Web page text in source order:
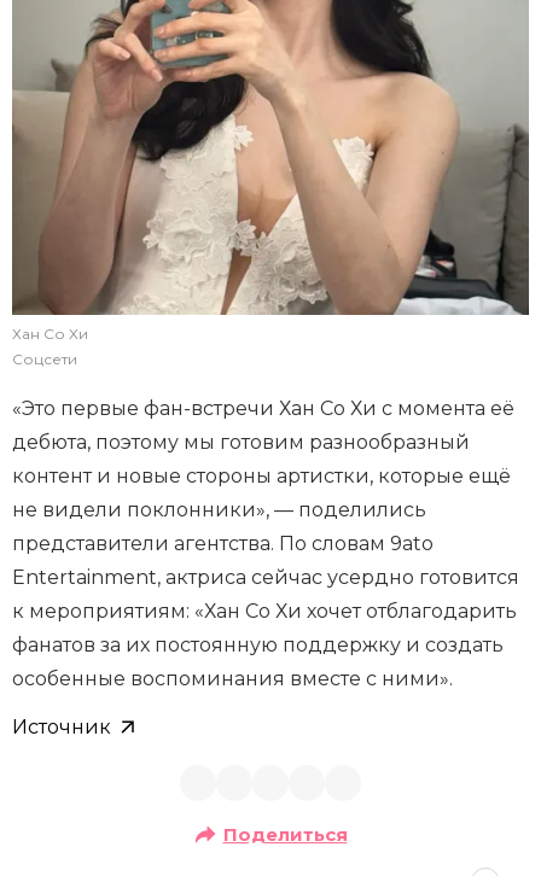
Хан Со Хи
Соцсети
«Это первые фан-встречи Хан Со Хи с момента её
дебюта, поэтому мы готовим разнообразный
контент и новые стороны артистки, которые ещё
не видели поклонники», — поделились
представители агентства. По словам 9ato
Entertainment, актриса сейчас усердно готовится
к мероприятиям: «Хан Со Хи хочет отблагодарить
фанатов за их постоянную поддержку и создать
особенные воспоминания вместе с ними».
Источник
Поделиться